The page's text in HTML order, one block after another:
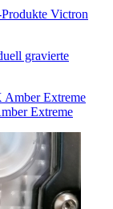
Victron
gravierte
Extreme